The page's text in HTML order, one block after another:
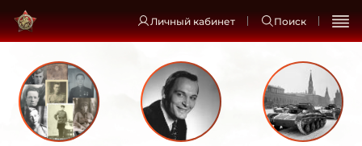
Личный кабинет Поиск